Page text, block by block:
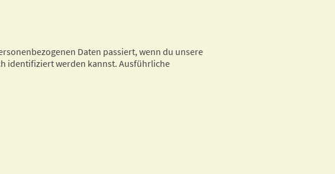
Daten passiert, wenn du unsere
identifiziert werden kannst. Ausführliche